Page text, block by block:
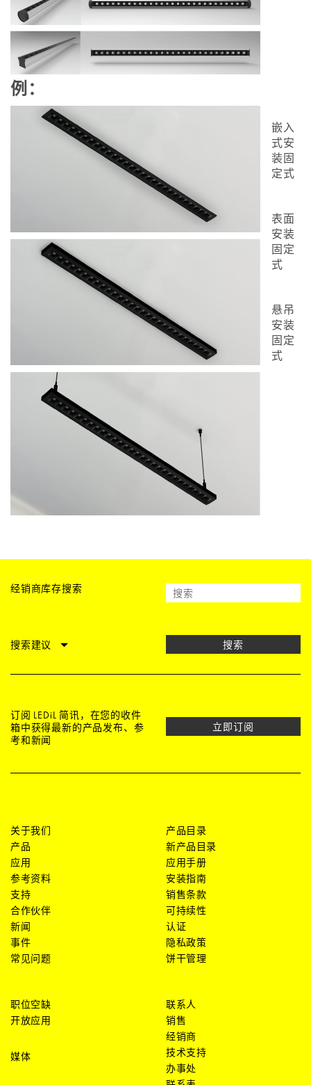
例：
嵌入
式安
装固
定式
表面
安装
固定
式
悬吊
安装
固定
式
经销商库存搜索
搜索建议 搜索
订阅 LEDiL 简讯，在您的收件
箱中获得最新的产品发布、参
考和新闻
立即订阅
关于我们
产品
应用
参考资料
支持
合作伙伴
新闻
事件
常见问题
产品目录
新产品目录
应用手册
安装指南
销售条款
可持续性
认证
隐私政策
饼干管理
职位空缺
开放应用
媒体
联系人
销售
经销商
技术支持
办事处